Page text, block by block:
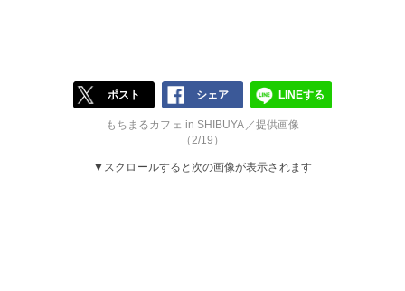
ポスト シェア LINEする
もちまるカフェ in SHIBUYA／提供画像
（2/19）
▼スクロールすると次の画像が表示されます